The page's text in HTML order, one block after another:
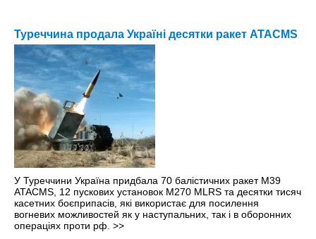
Туреччина продала Україні десятки ракет ATACMS
У Туреччини Україна придбала 70 балістичних ракет M39
ATACMS, 12 пускових установок M270 MLRS та десятки тисяч
касетних боєприпасів, які використає для посилення
вогневих можливостей як у наступальних, так і в оборонних
операціях проти рф. >>